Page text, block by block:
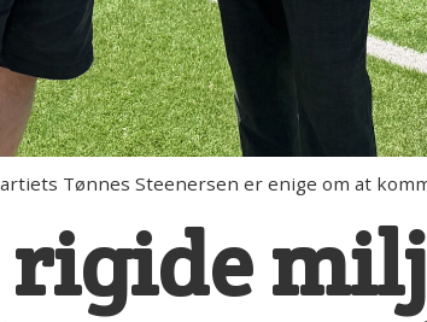
Tønnes Steenersen er enige om at
rigide